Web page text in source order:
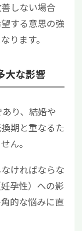
しない場合
する意思の強
ります。
大な影響
り、結婚や
期と重なるた
ん。
ければならな
孕性）への影
的な悩みに直